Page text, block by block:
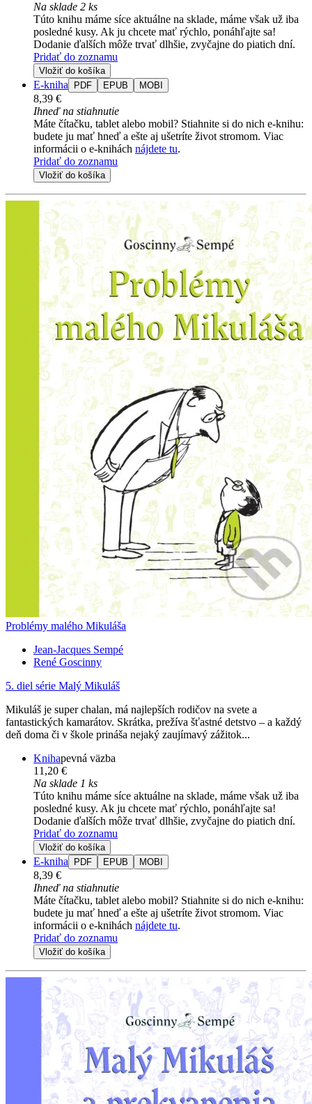
Na sklade 2 ks
Túto knihu máme síce aktuálne na sklade, máme však už iba
posledné kusy. Ak ju chcete mať rýchlo, ponáhľajte sa!
Dodanie ďalších môže trvať dlhšie, zvyčajne do piatich dní.
Pridať do zoznamu
Vložiť do košíka
E-kniha PDF EPUB MOBI
8,39 €
Ihneď na stiahnutie
Máte čítačku, tablet alebo mobil? Stiahnite si do nich e-knihu:
budete ju mať hneď a ešte aj ušetríte život stromom. Viac
informácii o e-knihách nájdete tu.
Pridať do zoznamu
Vložiť do košíka
Problémy malého Mikuláša
Jean-Jacques Sempé
René Goscinny
5. diel série Malý Mikuláš
Mikuláš je super chalan, má najlepších rodičov na svete a
fantastických kamarátov. Skrátka, prežíva šťastné detstvo – a každý
deň doma či v škole prináša nejaký zaujímavý zážitok...
Knihapevná väzba
11,20 €
Na sklade 1 ks
Túto knihu máme síce aktuálne na sklade, máme však už iba
posledné kusy. Ak ju chcete mať rýchlo, ponáhľajte sa!
Dodanie ďalších môže trvať dlhšie, zvyčajne do piatich dní.
Pridať do zoznamu
Vložiť do košíka
E-kniha PDF EPUB MOBI
8,39 €
Ihneď na stiahnutie
Máte čítačku, tablet alebo mobil? Stiahnite si do nich e-knihu:
budete ju mať hneď a ešte aj ušetríte život stromom. Viac
informácii o e-knihách nájdete tu.
Pridať do zoznamu
Vložiť do košíka